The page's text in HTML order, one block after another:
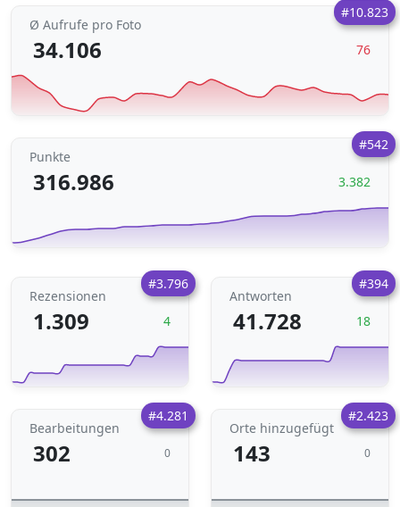
#10.823
Ø Aufrufe pro Foto
34.106 76
#542
Punkte
316.986 3.382
#3.796
Rezensionen
1.309 4
#394
Antworten
41.728 18
#4.281
Bearbeitungen
302 0
#2.423
Orte hinzugefügt
143 0